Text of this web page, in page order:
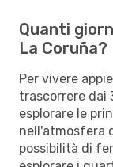
Quanti
La Coruña?
Per vivere
trascorrere dai
esplorare le
nell'atmosfera
possibilità di